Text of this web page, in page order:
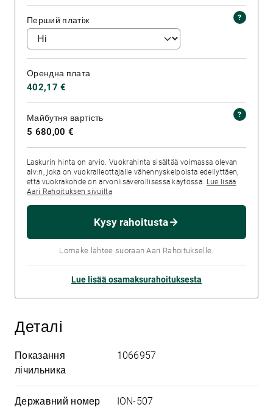
Перший платіж
Орендна плата
402,17 €
Майбутня вартість
5 680,00 €
Laskurin hinta on arvio. Vuokrahinta sisältää voimassa olevan
alv:n, joka on vuokralleottajalle vähennyskelpoista edellyttäen,
että vuokrakohde on arvonlisäverollisessa käytössä. Lue lisää
Aari Rahoituksen sivuilta
Kysy rahoitusta
Lomake lähtee suoraan Aari Rahoitukselle.
Lue lisää osamaksurahoituksesta
Деталі
Показання
лічильника
1066957
Державний номер ION-507